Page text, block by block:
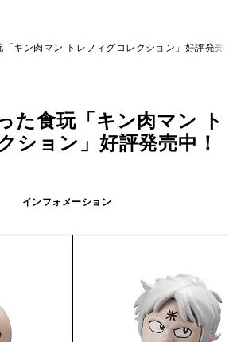
キン肉マン トレフィグコレクション」好評発売
た食玩「キン肉マン ト
ション」好評発売中！
インフォメーション